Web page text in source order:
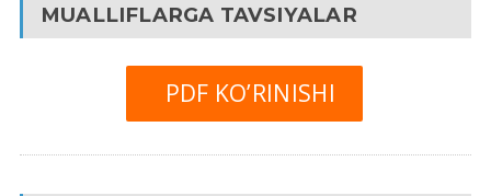
MUALLIFLARGA TAVSIYALAR
PDF KO’RINISHI